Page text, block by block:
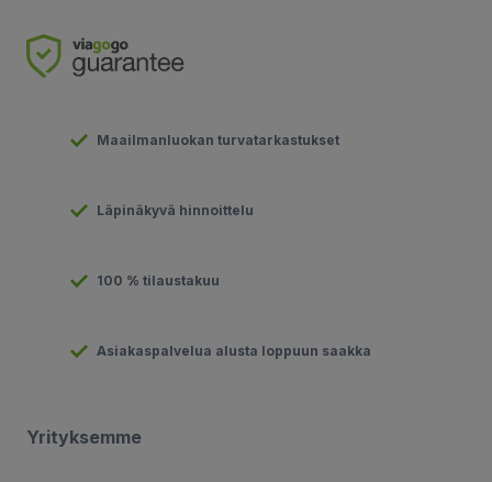
Maailmanluokan turvatarkastukset
Läpinäkyvä hinnoittelu
100 % tilaustakuu
Asiakaspalvelua alusta loppuun saakka
Yrityksemme